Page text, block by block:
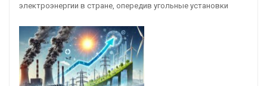
электроэнергии в стране, опередив угольные установки